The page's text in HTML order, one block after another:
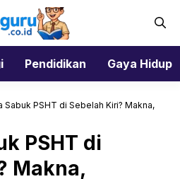
Pendidikan Gaya Hidup
Sabuk PSHT di Sebelah Kiri? Makna,
PSHT di
Makna,